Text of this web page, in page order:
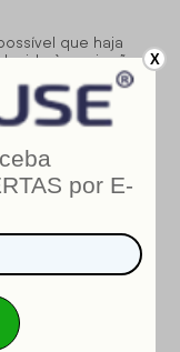
que haja
às variações
do fornecedor;
por escadas,
qualquer
se de
portas, corredores
acompanham o
e montagem;
de
X